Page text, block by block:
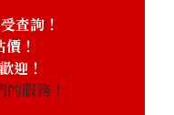
查詢！
！
迎！
服務！